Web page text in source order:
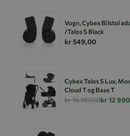
Vogn, Cybex Bilstol
/Talos S Black
kr 549,00
Cybex Talos S Lux,
Cloud T og Base T
kr 16 187,00kr 12